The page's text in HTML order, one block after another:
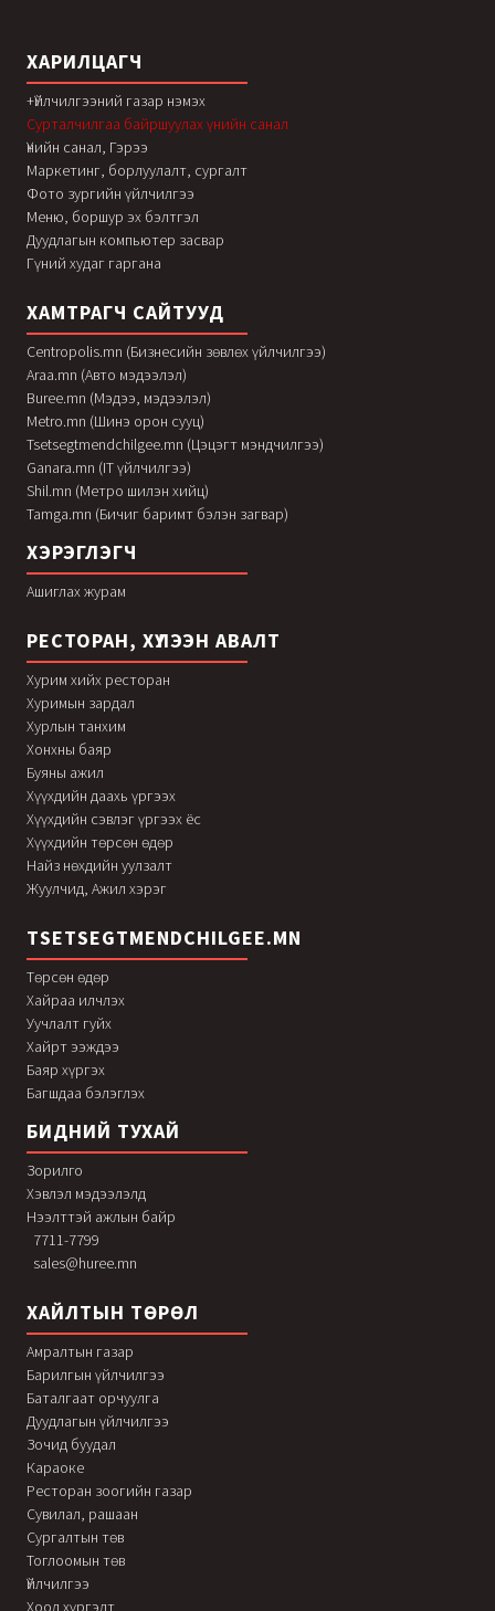
ХАРИЛЦАГЧ
+Үйлчилгээний газар нэмэх
Сурталчилгаа байршуулах үнийн санал
Үнийн санал, Гэрээ
Маркетинг, борлуулалт, сургалт
Фото зургийн үйлчилгээ
Меню, боршур эх бэлтгэл
Дуудлагын компьютер засвар
Гүний худаг гаргана
ХАМТРАГЧ САЙТУУД
Centropolis.mn (Бизнесийн зөвлөх үйлчилгээ)
Araa.mn (Авто мэдээлэл)
Buree.mn (Мэдээ, мэдээлэл)
Metro.mn (Шинэ орон сууц)
Tsetsegtmendchilgee.mn (Цэцэгт мэндчилгээ)
Ganara.mn (IT үйлчилгээ)
Shil.mn (Метро шилэн хийц)
Tamga.mn (Бичиг баримт бэлэн загвар)
ХЭРЭГЛЭГЧ
Ашиглах журам
РЕСТОРАН, ХҮЛЭЭН АВАЛТ
Хурим хийх ресторан
Хуримын зардал
Хурлын танхим
Хонхны баяр
Буяны ажил
Хүүхдийн даахь үргээх
Хүүхдийн сэвлэг үргээх ёс
Хүүхдийн төрсөн өдөр
Найз нөхдийн уулзалт
Жуулчид, Ажил хэрэг
TSETSEGTMENDCHILGEE.MN
Төрсөн өдөр
Хайраа илчлэх
Уучлалт гуйх
Хайрт ээждээ
Баяр хүргэх
Багшдаа бэлэглэх
БИДНИЙ ТУХАЙ
Зорилго
Хэвлэл мэдээлэлд
Нээлттэй ажлын байр
7711-7799
sales@huree.mn
ХАЙЛТЫН ТӨРӨЛ
Амралтын газар
Барилгын үйлчилгээ
Баталгаат орчуулга
Дуудлагын үйлчилгээ
Зочид буудал
Караоке
Ресторан зоогийн газар
Сувилал, рашаан
Сургалтын төв
Тоглоомын төв
Үйлчилгээ
Хоол хүргэлт